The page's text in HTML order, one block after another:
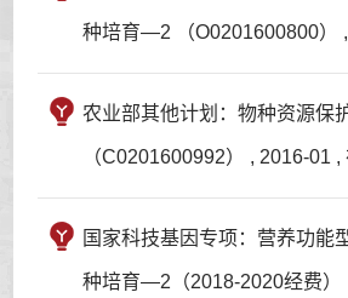
种培育—2 （O0201600800）
农业部其他计划：物种资源保
（C0201600992） , 2016-01 ,
国家科技基因专项：营养功能
种培育—2（2018-2020经费）